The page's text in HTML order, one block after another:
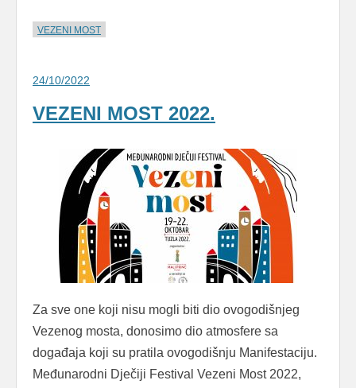
VEZENI MOST
24/10/2022
VEZENI MOST 2022.
Za sve one koji nisu mogli biti dio ovogodišnjeg
Vezenog mosta, donosimo dio atmosfere sa
događaja koji su pratila ovogodišnju Manifestaciju.
Međunarodni Dječiji Festival Vezeni Most 2022,